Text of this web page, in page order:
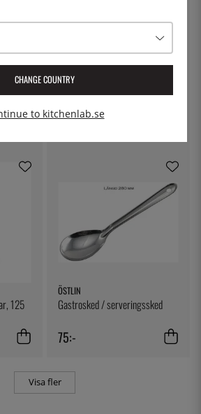
Craft
THE KITCHEN LAB
Lock till delibägare
125
ÖSTLIN
Gastrosked / serveringssked
75:-
Visa fler
CHANGE COUNTRY
to kitchenlab.se